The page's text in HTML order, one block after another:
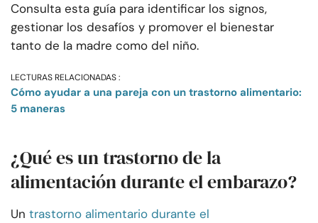
Consulta esta guía para identificar los signos,
gestionar los desafíos y promover el bienestar
tanto de la madre como del niño.
LECTURAS RELACIONADAS :
Cómo ayudar a una pareja con un trastorno alimentario:
5 maneras
¿Qué es un trastorno de la
alimentación durante el embarazo?
Un trastorno alimentario durante el